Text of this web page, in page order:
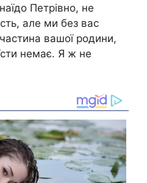
Петрівно, не
але ми без вас
вашої родини,
немає. Я ж не